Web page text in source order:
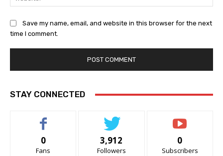
Save my name, email, and website in this browser for the next
time I comment.
STAY CONNECTED
0
Fans
3,912
Followers
0
Subscribers